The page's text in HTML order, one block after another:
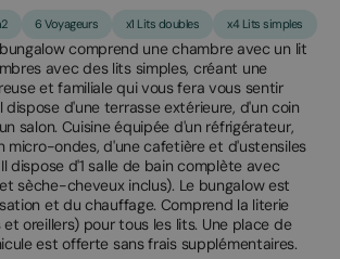
6 Voyageurs x1 Lits doubles x4 Lits simples
comprend une chambre avec un lit
avec des lits simples, créant une
et familiale qui vous fera vous sentir
dispose d'une terrasse extérieure, d'un coin
salon. Cuisine équipée d'un réfrigérateur,
micro-ondes, d'une cafetière et d'ustensiles
dispose d'1 salle de bain complète avec
sèche-cheveux inclus). Le bungalow est
et du chauffage. Comprend la literie
oreillers) pour tous les lits. Une place de
est offerte sans frais supplémentaires.